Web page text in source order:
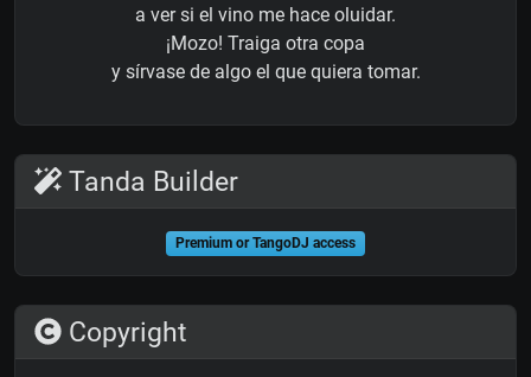
a ver si el vino me hace oluidar.
¡Mozo! Traiga otra copa
y sírvase de algo el que quiera tomar.
Tanda Builder
Premium or TangoDJ access
Copyright